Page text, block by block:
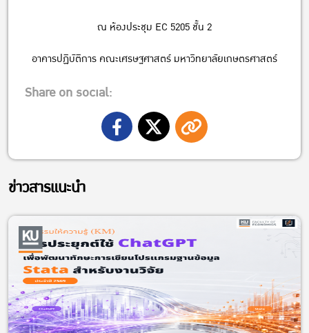
ณ ห้องประชุม EC 5205 ชั้น 2
อาคารปฏิบัติการ คณะเศรษฐศาสตร์ มหาวิทยาลัยเกษตรศาสตร์
Share on social:
ข่าวสารแนะนำ